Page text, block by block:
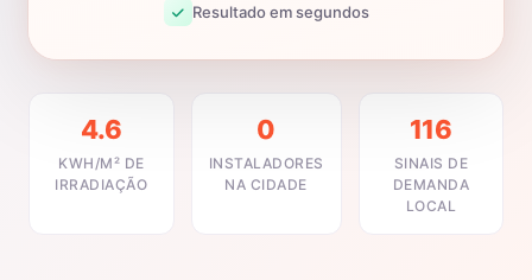
Resultado em segundos
4.6
KWH/M² DE
IRRADIAÇÃO
0
INSTALADORES
NA CIDADE
116
SINAIS DE
DEMANDA
LOCAL